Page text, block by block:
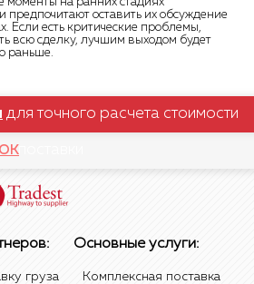
предпочитают оставить их обсуждение
Если есть критические проблемы,
всю сделку, лучшим выходом будет
раньше.
для точного расчета стоимости
поставки
груза
Основные услуги:
Комплексная поставка